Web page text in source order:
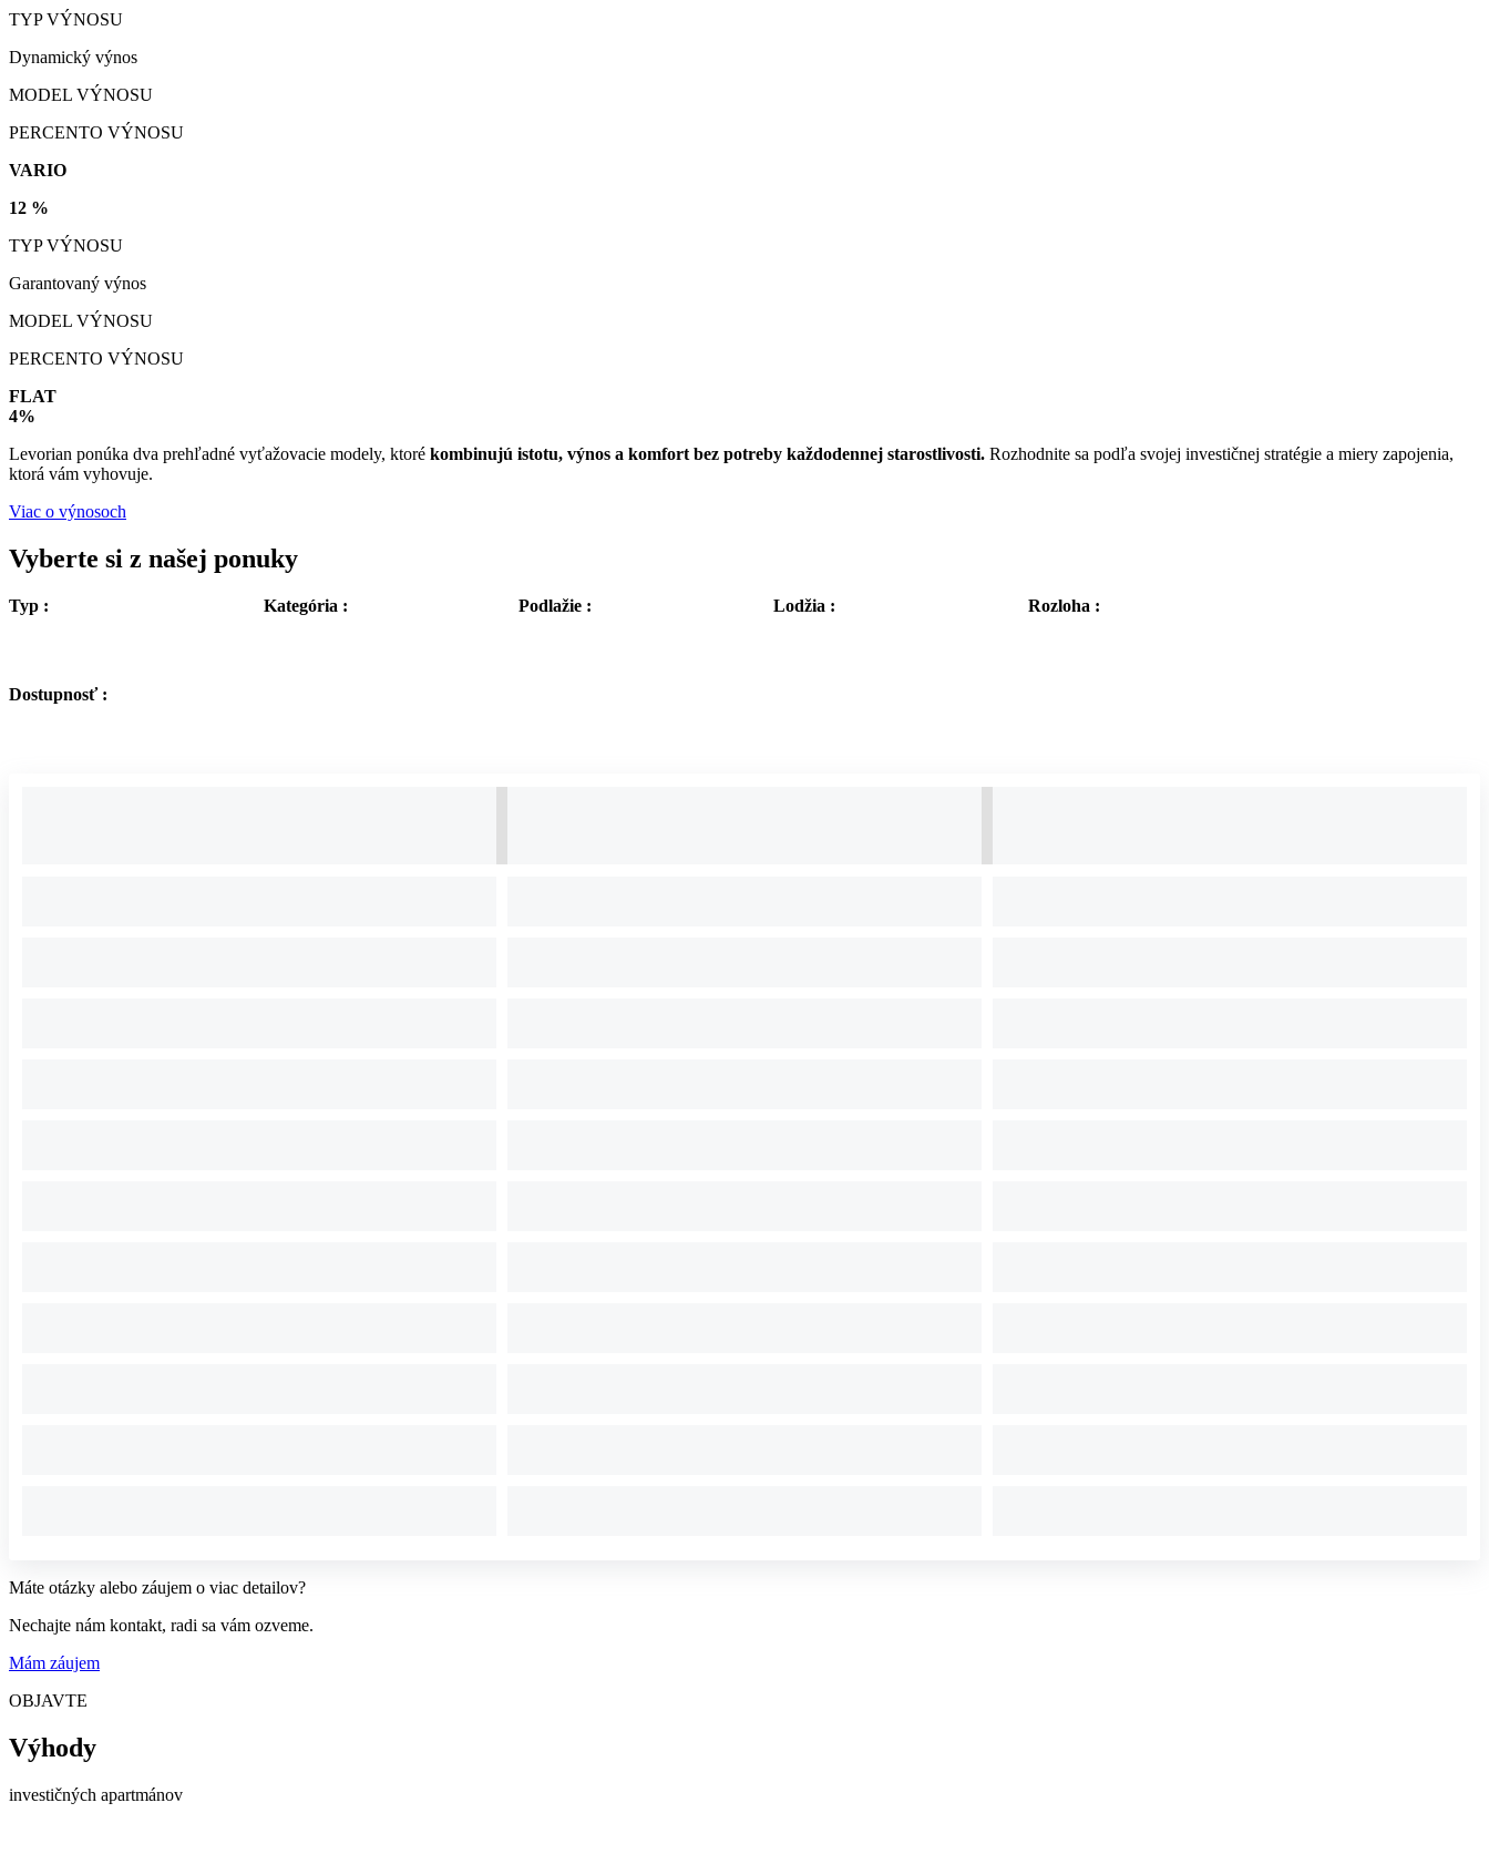
TYP VÝNOSU
Dynamický výnos
MODEL VÝNOSU
PERCENTO VÝNOSU
VARIO
12 %
TYP VÝNOSU
Garantovaný výnos
MODEL VÝNOSU
PERCENTO VÝNOSU
FLAT
4%
Levorian ponúka dva prehľadné vyťažovacie modely, ktoré kombinujú istotu, výnos a komfort bez potreby každodennej starostlivosti. Rozhodnite sa podľa svojej investičnej stratégie a miery zapojenia,
ktorá vám vyhovuje.
Viac o výnosoch
Vyberte si z našej ponuky
Typ : Kategória : Podlažie : Lodžia : Rozloha :
Dostupnosť :
Máte otázky alebo záujem o viac detailov?
Nechajte nám kontakt, radi sa vám ozveme.
Mám záujem
OBJAVTE
Výhody
investičných apartmánov